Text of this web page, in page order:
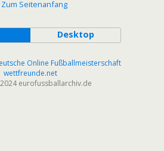
Zum Seitenanfang
Desktop
Online Fußballmeisterschaft
wettfreunde.net
eurofussballarchiv.de